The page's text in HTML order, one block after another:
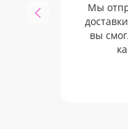
Мы
вы